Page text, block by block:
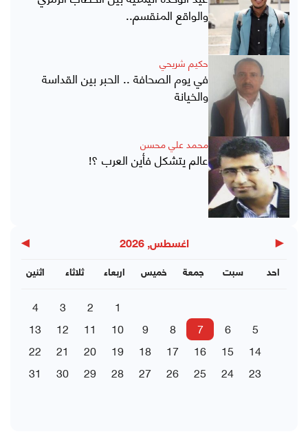
والواقع المنقسم..
حكيم شريحي
في يوم الصحافة .. الحبر بين القداسة
والخيانة
محمد علي محسن
عالم يتشكل فأين العرب ؟!
◀ اغسطس, 2026 ▶
اثنين ثلاثاء اربعاء خميس جمعة سبت احد
1
2
3
4
5
6
7
8
9
10
11
12
13
14
15
16
17
18
19
20
21
22
23
24
25
26
27
28
29
30
31